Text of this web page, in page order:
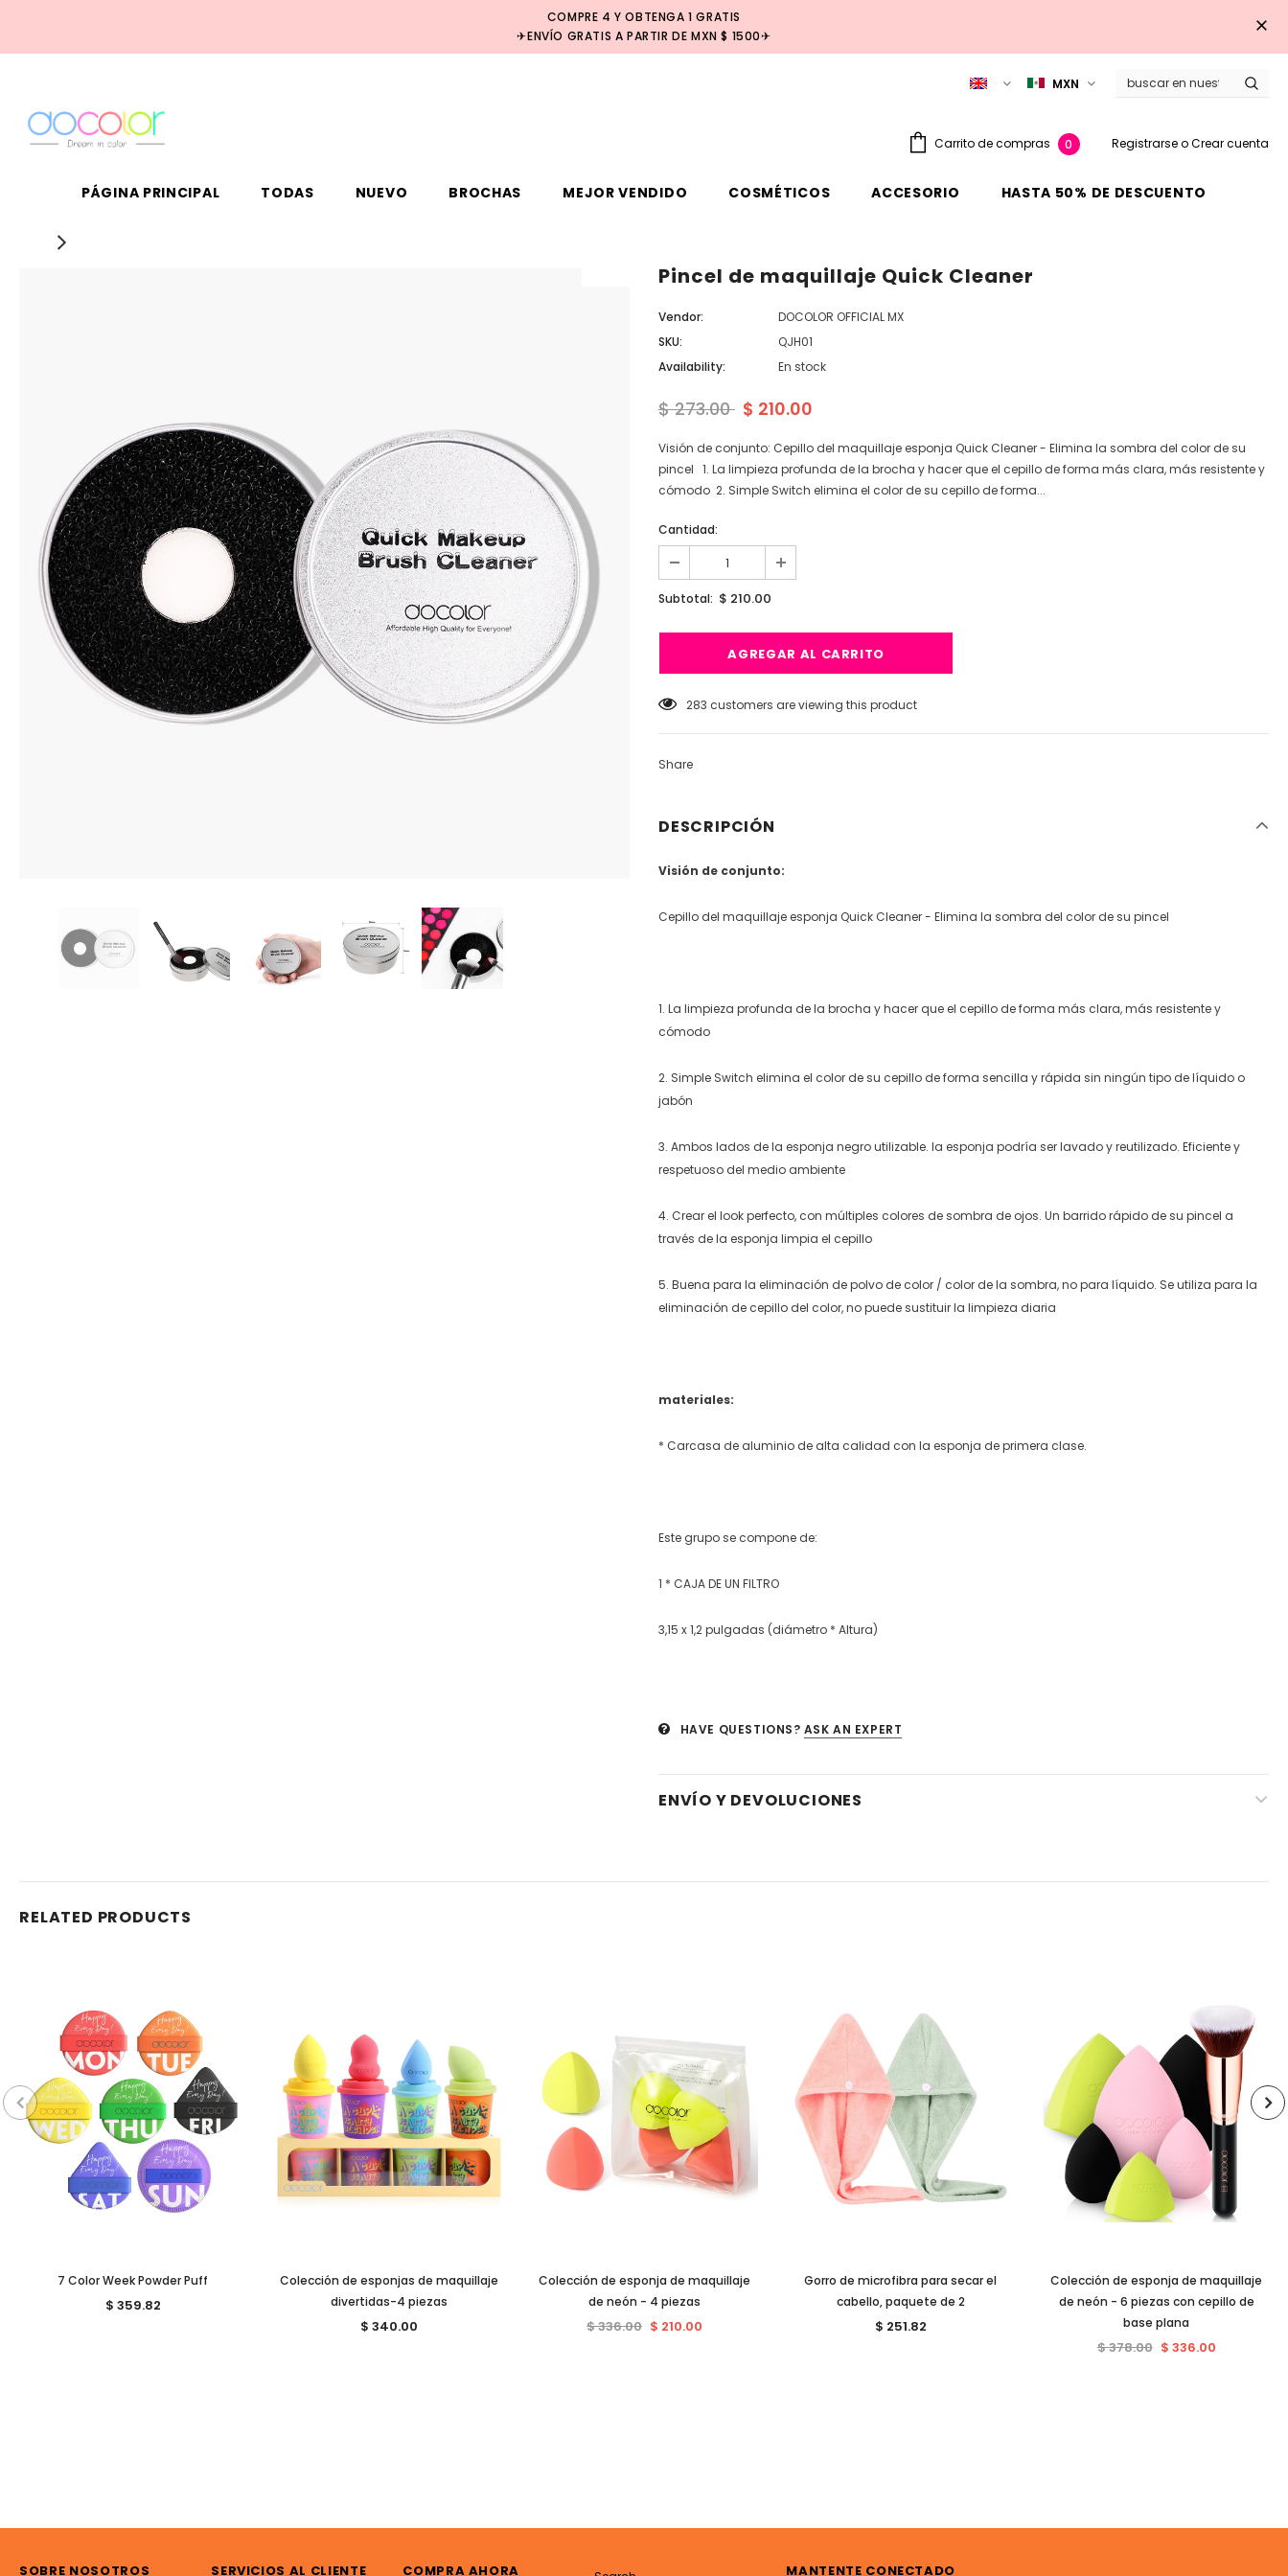
COMPRE 4 Y OBTENGA 1 GRATIS
✈ENVÍO GRATIS A PARTIR DE MXN $ 1500✈
MXN
Carrito de compras 0 RegistrarseoCrear cuenta
PÁGINA PRINCIPAL TODAS NUEVO BROCHAS MEJOR VENDIDO COSMÉTICOS ACCESORIO HASTA 50% DE DESCUENTO
Pincel de maquillaje Quick Cleaner
Vendor:
DOCOLOR OFFICIAL MX
SKU:
QJH01
Availability:
En stock
$ 273.00 $ 210.00
Visión de conjunto: Cepillo del maquillaje esponja Quick Cleaner - Elimina la sombra del color de su
pincel 1. La limpieza profunda de la brocha y hacer que el cepillo de forma más clara, más resistente y
cómodo 2. Simple Switch elimina el color de su cepillo de forma...
Cantidad:
Subtotal: $ 210.00
185 customers are viewing this product
Share
DESCRIPCIÓN
Visión de conjunto:
Cepillo del maquillaje esponja Quick Cleaner - Elimina la sombra del color de su pincel
1. La limpieza profunda de la brocha y hacer que el cepillo de forma más clara, más resistente y
cómodo
2. Simple Switch elimina el color de su cepillo de forma sencilla y rápida sin ningún tipo de líquido o
jabón
3. Ambos lados de la esponja negro utilizable. la esponja podría ser lavado y reutilizado. Eficiente y
respetuoso del medio ambiente
4. Crear el look perfecto, con múltiples colores de sombra de ojos. Un barrido rápido de su pincel a
través de la esponja limpia el cepillo
5. Buena para la eliminación de polvo de color / color de la sombra, no para líquido. Se utiliza para la
eliminación de cepillo del color, no puede sustituir la limpieza diaria
materiales:
* Carcasa de aluminio de alta calidad con la esponja de primera clase.
Este grupo se compone de:
1 * CAJA DE UN FILTRO
3,15 x 1,2 pulgadas (diámetro * Altura)
HAVE QUESTIONS? ASK AN EXPERT
ENVÍO Y DEVOLUCIONES
RELATED PRODUCTS
7 Color Week Powder Puff
$ 359.82
Colección de esponjas de maquillaje
divertidas-4 piezas
$ 340.00
Colección de esponja de maquillaje
de neón - 4 piezas
$ 336.00 $ 210.00
Gorro de microfibra para secar el
cabello, paquete de 2
$ 251.82
Colección de esponja de maquillaje
de neón - 6 piezas con cepillo de
base plana
$ 378.00 $ 336.00
SOBRE NOSOTROS SERVICIOS AL CLIENTE COMPRA AHORA MANTENTE CONECTADO